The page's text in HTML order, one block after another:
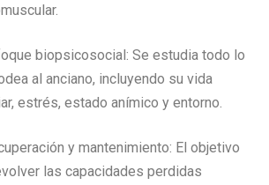
biopsicosocial: Se estudia todo lo
al anciano, incluyendo su vida
estrés, estado anímico y entorno.
y mantenimiento: El objetivo
las capacidades perdidas